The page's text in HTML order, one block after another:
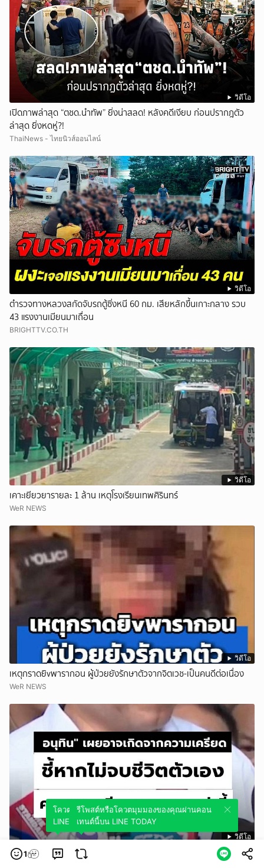
วิดีโอ
เปิดภาพล่าสุด “ตชด.นำทัพ” ยิ่งน่าสลด! หลังคดีเงียบ ก่อนปรากฎตัว
ล่าสุด ยิ่งหดหู่?!
ThaiNews - ไทยนิวส์ออนไลน์
วิดีโอ
ตำรวจทางหลวงสกัดจับรถตู้ซิ่งหนี 60 กม. เสียหลักขึ้นเกาะกลาง รวบ
43 แรงงานเมียนมาเถื่อน
BRIGHTTV.CO.TH
วิดีโอ
เคาะเยียวยารายละ 1 ล้าน เหตุโรงเรียนเทพศิรินทร์
WeR NEWS
วิดีโอ
เหตุกราดยิvพารากอน ผู้ป่วยยังรักษาตัวจากจิตเวช-เป็นคนดีต่อเนื่อง
WeR NEWS
วิดีโอ
_อนุทิน_ เผยอาจเกิดจากความเครียด ชี้หากไม่จบชีวิตตัวเอง ความสูญ
1
โควตมุมมองของคุณผ่านคอนเทนต์นี้บน
LINE TODAY
รีโพสต์หรือโควตมุมมองของคุณผ่านคอน
เทนต์นี้บน LINE TODAY